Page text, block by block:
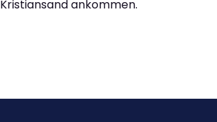
Kristiansand ankommen.